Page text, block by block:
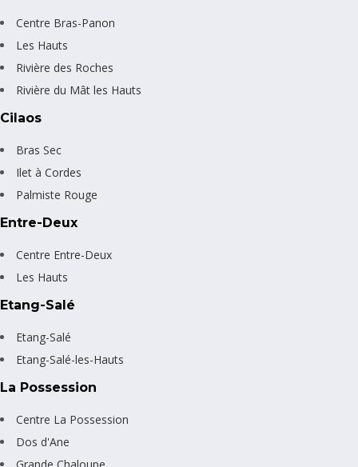
Centre Bras-Panon
Les Hauts
Rivière des Roches
Rivière du Mât les Hauts
Cilaos
Bras Sec
Ilet à Cordes
Palmiste Rouge
Entre-Deux
Centre Entre-Deux
Les Hauts
Etang-Salé
Etang-Salé
Etang-Salé-les-Hauts
La Possession
Centre La Possession
Dos d'Ane